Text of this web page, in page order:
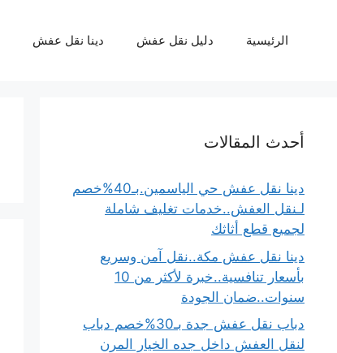
الرئيسية دليل نقل عفش دينا نقل عفش
أحدث المقالات
دينا نقل عفش حي الياسمين.بـ40%خصم
لـنقل العفش..خدمات تغليف شاملة
لجميع قطع أثاثك
دينا نقل عفش مكة..نقل آمن وسريع
بأسعار تنافسية..خبرة لأكثر من 10
سنوات..ضمان الجودة
دباب نقل عفش جدة بـ30%خصم دباب
لنقل العفش داخل جده الخيار المرن